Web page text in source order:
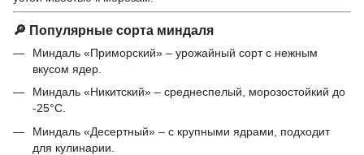
🔎 Популярные сорта миндаля
Миндаль «Приморский» – урожайный сорт с нежным
вкусом ядер.
Миндаль «Никитский» – среднеспелый, морозостойкий до
-25°C.
Миндаль «Десертный» – с крупными ядрами, подходит
для кулинарии.